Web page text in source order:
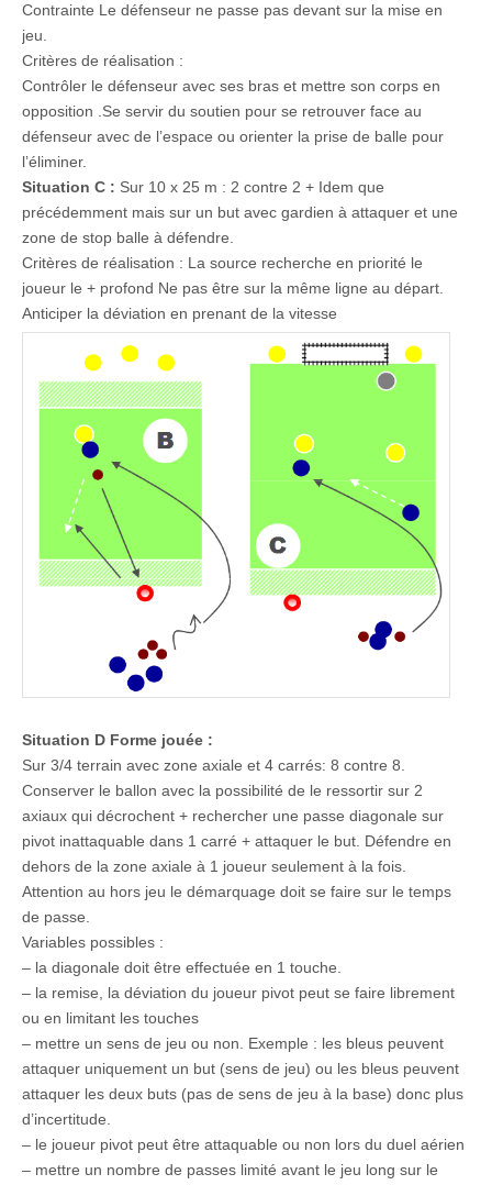
Contrainte Le défenseur ne passe pas devant sur la mise en
jeu.
Critères de réalisation :
Contrôler le défenseur avec ses bras et mettre son corps en
opposition .Se servir du soutien pour se retrouver face au
défenseur avec de l’espace ou orienter la prise de balle pour
l’éliminer.
Situation C : Sur 10 x 25 m : 2 contre 2 + Idem que
précédemment mais sur un but avec gardien à attaquer et une
zone de stop balle à défendre.
Critères de réalisation : La source recherche en priorité le
joueur le + profond Ne pas être sur la même ligne au départ.
Anticiper la déviation en prenant de la vitesse
Situation D Forme jouée :
Sur 3/4 terrain avec zone axiale et 4 carrés: 8 contre 8.
Conserver le ballon avec la possibilité de le ressortir sur 2
axiaux qui décrochent + rechercher une passe diagonale sur
pivot inattaquable dans 1 carré + attaquer le but. Défendre en
dehors de la zone axiale à 1 joueur seulement à la fois.
Attention au hors jeu le démarquage doit se faire sur le temps
de passe.
Variables possibles :
– la diagonale doit être effectuée en 1 touche.
– la remise, la déviation du joueur pivot peut se faire librement
ou en limitant les touches
– mettre un sens de jeu ou non. Exemple : les bleus peuvent
attaquer uniquement un but (sens de jeu) ou les bleus peuvent
attaquer les deux buts (pas de sens de jeu à la base) donc plus
d’incertitude.
– le joueur pivot peut être attaquable ou non lors du duel aérien
– mettre un nombre de passes limité avant le jeu long sur le